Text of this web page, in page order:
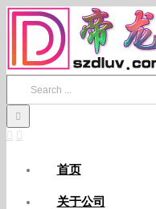
Skip
content
首页
关于公司